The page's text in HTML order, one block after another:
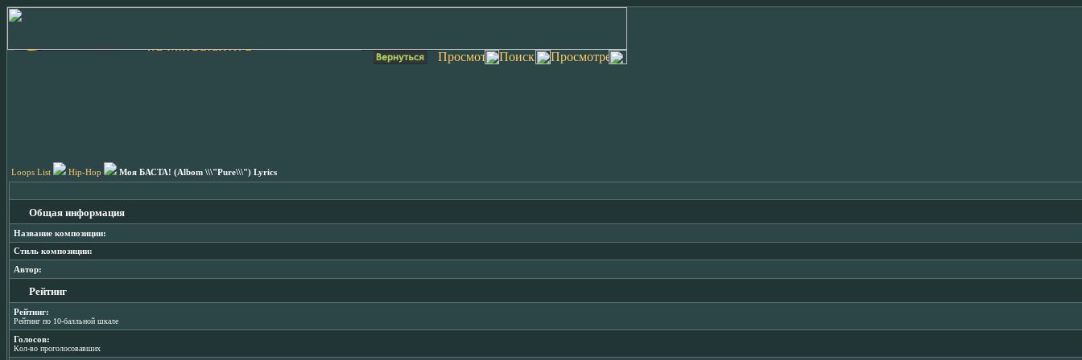
Loops List Hip-Hop Моя БАСТА! (Albom \\\"Pure\\\") Lyrics
Общая информация
Название композиции:
Стиль композиции:
Автор:
Рейтинг
Рейтинг:
Рейтинг по 10-балльной шкале
Голосов:
Кол-во проголосовавших